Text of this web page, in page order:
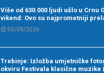
Više od 630.000 ljudi ušlo u Crnu
vikend: Ovo su najprometniji
05/08/2026
Trebinje: Izložba umjetničke
okviru Festivala klasične muzike